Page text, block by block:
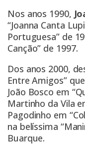
Nos anos 1990,
“Joanna Canta
Portuguesa” de
Canção” de 1997.
Dos anos 2000,
Entre Amigos”
João Bosco em
Martinho da Vila
Pagodinho em
na belíssima
Buarque.